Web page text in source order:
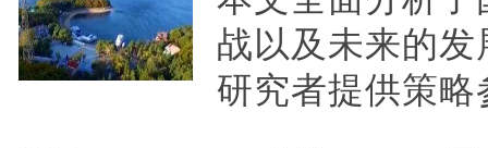
战以及未来的
研究者提供策